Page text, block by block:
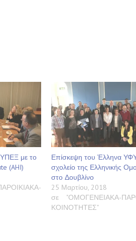
με το
(AHI)
Επίσκεψη του Έλληνα
σχολείο της Ελληνικής
στο Δουβλίνο
25 Μαρτίου, 2018
σε "ΟΜΟΓΕΝΕΙΑΚΑ-
ΚΟΙΝΟΤΗΤΕΣ"